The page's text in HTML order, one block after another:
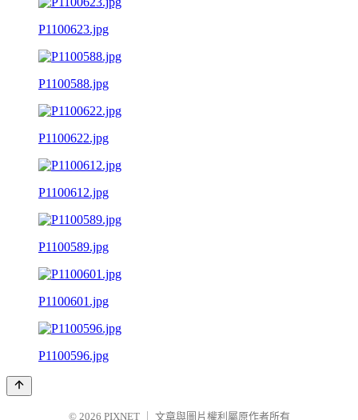
P1100623.jpg
P1100588.jpg
P1100622.jpg
P1100612.jpg
P1100589.jpg
P1100601.jpg
P1100596.jpg
© 2026 PIXNET 文章與圖片權利屬原作者所有